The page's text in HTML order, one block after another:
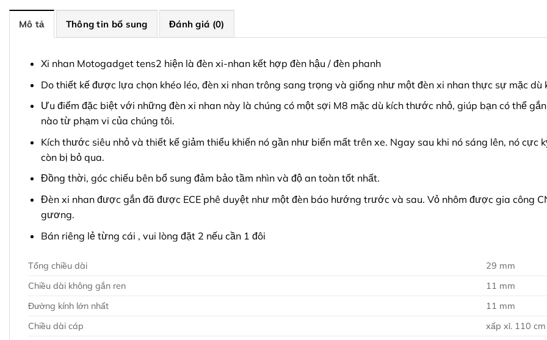
Mô tả Thông tin bổ sung Đánh giá (0)
Xi nhan Motogadget tens2 hiện là đèn xi-nhan kết hợp đèn hậu / đèn phanh
Do thiết kế được lựa chọn khéo léo, đèn xi nhan trông sang trọng và giống như một đèn xi nhan thực sự mặc dù
Ưu điểm đặc biệt với những đèn xi nhan này là chúng có một sợi M8 mặc dù kích thước nhỏ, giúp bạn có thể
nào từ phạm vi của chúng tôi.
Kích thước siêu nhỏ và thiết kế giảm thiểu khiến nó gần như biến mất trên xe. Ngay sau khi nó sáng lên, nó cực
còn bị bỏ qua.
Đồng thời, góc chiếu bên bổ sung đảm bảo tầm nhìn và độ an toàn tốt nhất.
Đèn xi nhan được gắn đã được ECE phê duyệt như một đèn báo hướng trước và sau. Vỏ nhôm được gia công
gương.
Bán riêng lẻ từng cái , vui lòng đặt 2 nếu cần 1 đôi
Tổng chiều dài
29 mm
Chiều dài không gắn ren
11 mm
Đường kính lớn nhất
11 mm
Chiều dài cáp
xấp xỉ. 110 cm